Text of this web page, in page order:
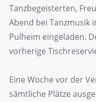
Tanzbegeisterten,
Abend bei Tanzmusik
Pulheim eingeladen.
vorherige
Eine Woche vor der
sämtliche Plätze